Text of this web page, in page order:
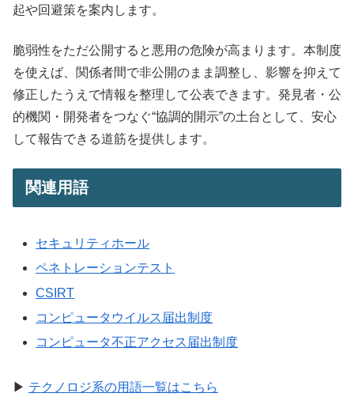
起や回避策を案内します。
脆弱性をただ公開すると悪用の危険が高まります。本制度
を使えば、関係者間で非公開のまま調整し、影響を抑えて
修正したうえで情報を整理して公表できます。発見者・公
的機関・開発者をつなぐ“協調的開示”の土台として、安心
して報告できる道筋を提供します。
関連用語
セキュリティホール
ペネトレーションテスト
CSIRT
コンピュータウイルス届出制度
コンピュータ不正アクセス届出制度
▶ テクノロジ系の用語一覧はこちら